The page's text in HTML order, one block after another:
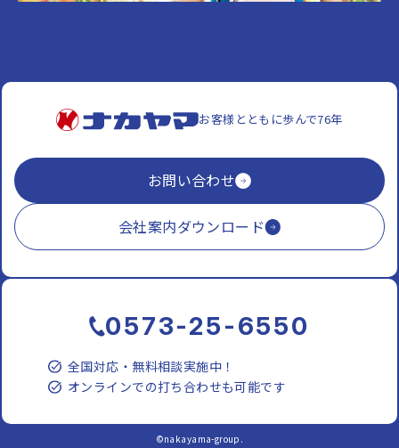
お客様とともに歩んで76年
お問い合わせ
会社案内ダウンロード
0573-25-6550
全国対応・無料相談実施中！
オンラインでの打ち合わせも可能です
©nakayama-group.